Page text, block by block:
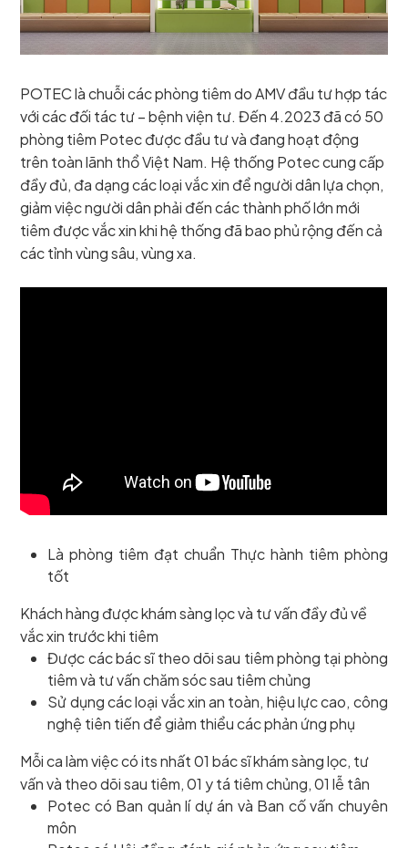
POTEC là chuỗi các phòng tiêm do AMV đầu tư hợp tác
với các đối tác tư – bệnh viện tư. Đến 4.2023 đã có 50
phòng tiêm Potec được đầu tư và đang hoạt động
trên toàn lãnh thổ Việt Nam. Hệ thống Potec cung cấp
đầy đủ, đa dạng các loại vắc xin để người dân lựa chọn,
giảm việc người dân phải đến các thành phố lớn mới
tiêm được vắc xin khi hệ thống đã bao phủ rộng đến cả
các tỉnh vùng sâu, vùng xa.
Là phòng tiêm đạt chuẩn Thực hành tiêm phòng
tốt
Khách hàng được khám sàng lọc và tư vấn đầy đủ về
vắc xin trước khi tiêm
Được các bác sĩ theo dõi sau tiêm phòng tại phòng
tiêm và tư vấn chăm sóc sau tiêm chủng
Sử dụng các loại vắc xin an toàn, hiệu lực cao, công
nghệ tiên tiến để giảm thiểu các phản ứng phụ
Mỗi ca làm việc có its nhất 01 bác sĩ khám sàng lọc, tư
vấn và theo dõi sau tiêm, 01 y tá tiêm chủng, 01 lễ tân
Potec có Ban quản lí dự án và Ban cố vấn chuyên
môn